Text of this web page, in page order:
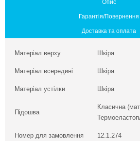
Опис
Гарантія/Повернення
Доставка та оплата
Матеріал верху Шкіра
Матеріал всередині Шкіра
Матеріал устілки Шкіра
Підошва
Класична
Номер для замовлення 12.1.274